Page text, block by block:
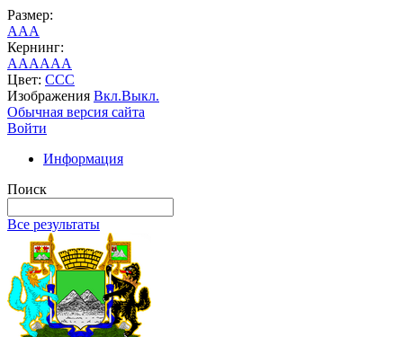
Размер:
AAA
Кернинг:
AAAAAA
Цвет: CCC
Изображения Вкл.Выкл.
Обычная версия сайта
Войти
Информация
Поиск
Все результаты